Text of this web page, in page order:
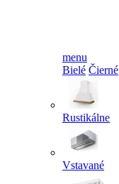
menu
Bielé Čierné
Rustikálne
Vstavané